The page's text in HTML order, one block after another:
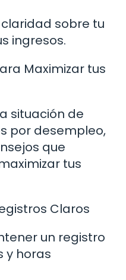
sobre tu
ingresos.
Maximizar tus
situación de
por desempleo,
que
tus
Claros
un registro
y horas